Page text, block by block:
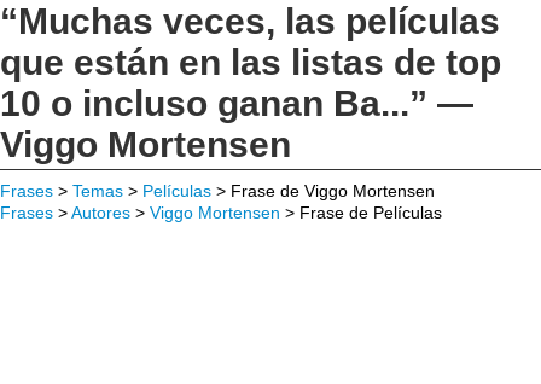
“Muchas veces, las películas
que están en las listas de top
10 o incluso ganan Ba...” —
Viggo Mortensen
Frases > Temas > Películas > Frase de Viggo Mortensen
Frases >Autores > Viggo Mortensen > Frase de Películas